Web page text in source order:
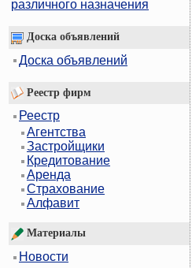
различного назначения
Доска объявлений
Доска объявлений
Реестр фирм
Реестр
Агентства
Застройщики
Кредитование
Аренда
Страхование
Алфавит
Материалы
Новости